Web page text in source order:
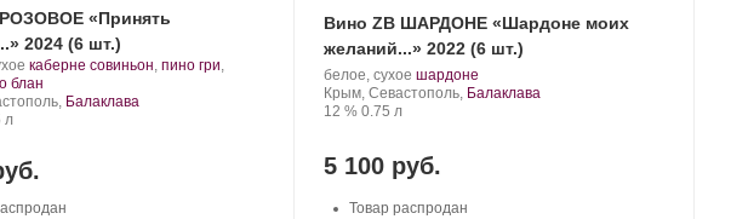
«Принять
2024 (6 шт.)
.
Сорт
винограда:
каберне совиньон,пино гри,
блан
Балаклава
л
Вино ZB ШАРДОНЕ «Шардоне моих
желаний...» 2022 (6 шт.)
Производитель:
Золотая
Балка.
белое, сухое .
Сорт
шардоне.
Регион:
Крым, Севастополь, Балаклава
Крепость
12 %. Объем
0.75 л
5 100 руб.
Товар распродан